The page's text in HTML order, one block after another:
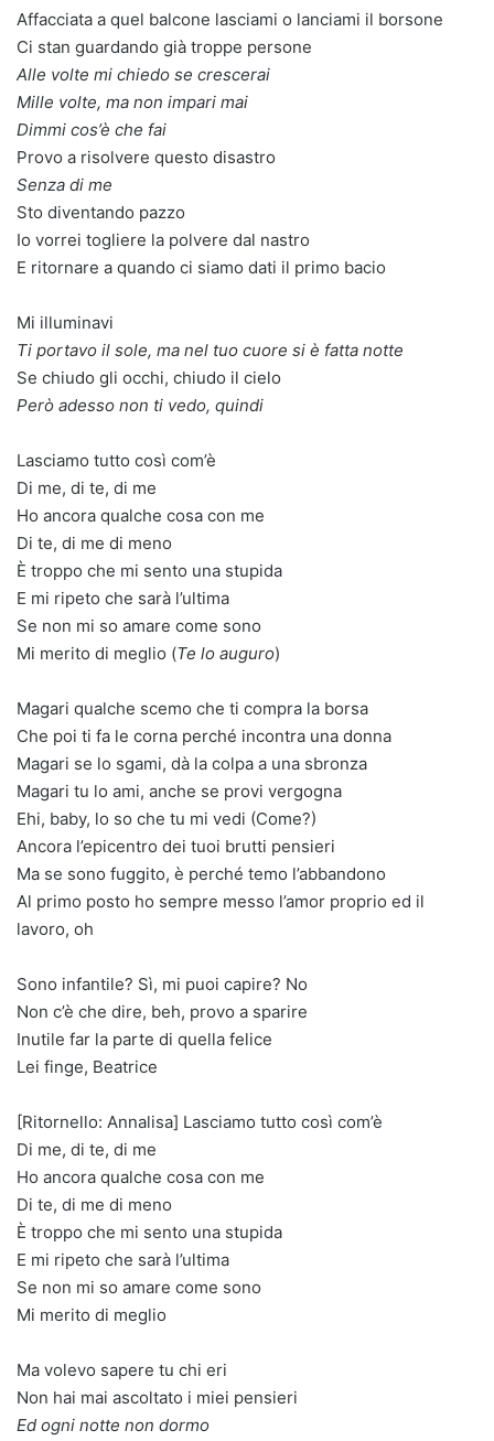
Affacciata a quel balcone lasciami o lanciami il borsone
Ci stan guardando già troppe persone
Alle volte mi chiedo se crescerai
Mille volte, ma non impari mai
Dimmi cos’è che fai
Provo a risolvere questo disastro
Senza di me
Sto diventando pazzo
Io vorrei togliere la polvere dal nastro
E ritornare a quando ci siamo dati il primo bacio
Mi illuminavi
Ti portavo il sole, ma nel tuo cuore si è fatta notte
Sе chiudo gli occhi, chiudo il cielo
Però adesso non ti vеdo, quindi
Lasciamo tutto così com’è
Di me, di te, di me
Ho ancora qualche cosa con me
Di te, di me di meno
È troppo che mi sento una stupida
E mi ripeto che sarà l’ultima
Se non mi so amare come sono
Mi merito di meglio (Te lo auguro)
Magari qualche scemo che ti compra la borsa
Che poi ti fa le corna perché incontra una donna
Magari se lo sgami, dà la colpa a una sbronza
Magari tu lo ami, anche se provi vergogna
Ehi, baby, lo so che tu mi vedi (Come?)
Ancora l’epicentro dei tuoi brutti pensieri
Ma se sono fuggito, è perché temo l’abbandono
Al primo posto ho sempre messo l’amor proprio ed il
lavoro, oh
Sono infantile? Sì, mi puoi capire? No
Non c’è che dire, beh, provo a sparire
Inutile far la parte di quella felice
Lei finge, Beatrice
[Ritornello: Annalisa] Lasciamo tutto così com’è
Di me, di te, di me
Ho ancora qualche cosa con me
Di te, di me di meno
È troppo che mi sento una stupida
E mi ripeto che sarà l’ultima
Se non mi so amare come sono
Mi merito di meglio
Ma volevo sapere tu chi eri
Non hai mai ascoltato i miei pensieri
Ed ogni notte non dormo